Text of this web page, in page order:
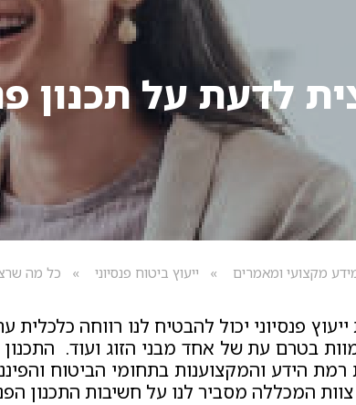
לדעת על תכנון
מקצועי ומאמרים ייעוץ ביטוח פנסיוני כל מה
ייעוץ פנסיוני יכול להבטיח לנו רווחה
בטרם עת של אחד מבני הזוג ועוד. התכנון
הידע והמקצוענות בתחומי הביטוח
המכללה מסביר לנו על חשיבות התכנון